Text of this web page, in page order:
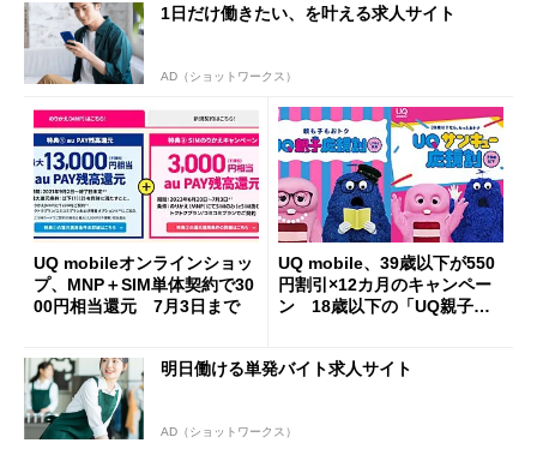
1日だけ働きたい、を叶える求人サイト
AD（ショットワークス）
UQ mobileオンラインショッ
プ、MNP＋SIM単体契約で30
00円相当還元 7月3日まで
UQ mobile、39歳以下が550
円割引×12カ月のキャンペー
ン 18歳以下の「UQ親子応
明日働ける単発バイト求人サイト
AD（ショットワークス）